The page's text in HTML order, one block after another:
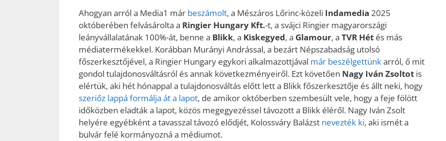
Ahogyan arról a Media1 már beszámolt, a Mészáros Lőrinc-közeli Indamedia 2025
októberében felvásárolta a Ringier Hungary Kft.-t, a svájci Ringier magyarországi
leányvállalatának 100%-át, benne a Blikk, a Kiskegyed, a Glamour, a TVR Hét és más
médiatermékekkel. Korábban Murányi Andrással, a bezárt Népszabadság utolsó
főszerkesztőjével, a Ringier Hungary egykori alkalmazottjával már beszélgettünkarról, ő mit
gondol tulajdonosváltásról és annak következményeiről. Ezt követően Nagy Iván Zsoltot is
elértük, aki hét hónappal a tulajdonosváltás előtt lett a Blikk főszerkesztője és állt neki, hogy
szeriőz lappá formálja át a lapot, de amikor októberben szembesült vele, hogy a feje fölött
időközben eladták a lapot, közös megegyezéssel távozott a Blikk éléről. Nagy Iván Zsolt
helyére egyébként a tavasszal távozó elődjét, Kolossváry Balázst nevezték ki, aki ismét a
bulvár felé kormányozná a médiumot.